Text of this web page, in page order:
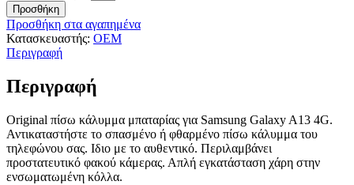
Προσθήκη
Προσθήκη στα αγαπημένα
Κατασκευαστής: OEM
Περιγραφή
Περιγραφή
Original πίσω κάλυμμα μπαταρίας για Samsung Galaxy A13 4G.
Αντικαταστήστε το σπασμένο ή φθαρμένο πίσω κάλυμμα του
τηλεφώνου σας. Ιδιο με το αυθεντικό. Περιλαμβάνει
προστατευτικό φακού κάμερας. Απλή εγκατάσταση χάρη στην
ενσωματωμένη κόλλα.